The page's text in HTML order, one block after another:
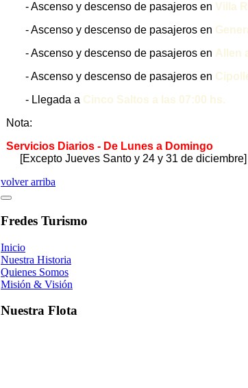
- Ascenso y descenso de pasajeros en Villa
- Ascenso y descenso de pasajeros en
- Ascenso y descenso de pasajeros en Allen
- Ascenso y descenso de pasajeros en
- Llegada a Cinco Saltos a las 07:00 hs.
Nota:
Servicios Diarios - De Lunes a Domingo
[Excepto Jueves Santo y 24 y 31 de diciembre]
volver arriba
Fredes Turismo
Inicio
Nuestra Historia
Quienes Somos
Misión & Visión
Nuestra Flota